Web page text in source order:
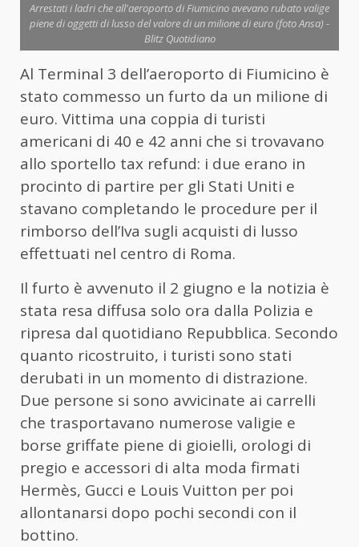
Arrestati i ladri che all'aeroporto di Fiumicino avevano rubato valige
piene di oggetti di lusso del valore di un milione di euro (foto Ansa) -
Blitz Quotidiano
Al Terminal 3 dell’aeroporto di Fiumicino è
stato commesso un furto da un milione di
euro. Vittima una coppia di turisti
americani di 40 e 42 anni che si trovavano
allo sportello tax refund: i due erano in
procinto di partire per gli Stati Uniti e
stavano completando le procedure per il
rimborso dell’Iva sugli acquisti di lusso
effettuati nel centro di Roma.
Il furto è avvenuto il 2 giugno e la notizia è
stata resa diffusa solo ora dalla Polizia e
ripresa dal quotidiano Repubblica. Secondo
quanto ricostruito, i turisti sono stati
derubati in un momento di distrazione.
Due persone si sono avvicinate ai carrelli
che trasportavano numerose valigie e
borse griffate piene di gioielli, orologi di
pregio e accessori di alta moda firmati
Hermès, Gucci e Louis Vuitton per poi
allontanarsi dopo pochi secondi con il
bottino.